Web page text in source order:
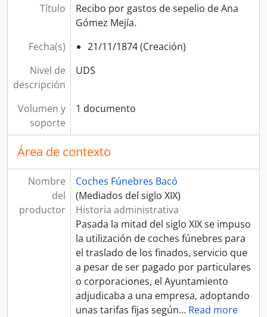
Título
Recibo por gastos de sepelio de Ana
Gómez Mejía.
Fecha(s)
21/11/1874 (Creación)
Nivel de
descripción
UDS
Volumen y
soporte
1 documento
Área de contexto
Nombre
del
productor
Coches Fúnebres Bacó
(Mediados del siglo XIX)
Historia administrativa
Pasada la mitad del siglo XIX se impuso
la utilización de coches fúnebres para
el traslado de los finados, servicio que
a pesar de ser pagado por particulares
o corporaciones, el Ayuntamiento
adjudicaba a una empresa, adoptando
unas tarifas fijas según… Read more